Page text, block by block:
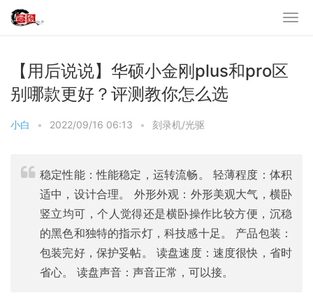
【用后说说】华硕小金刚plus和pro区
别哪款更好？评测教你怎么选
小白 • 2022/09/16 06:13 • 刻录机/光驱
稳定性能：性能稳定，运转流畅。 轻薄程度：体积
适中，设计合理。 外形外观：外形美观大气，横卧
竖立均可，个人觉得还是横卧操作比较方便，沉稳
的黑色和独特的指示灯，科技感十足。 产品包装：
包装完好，保护妥帖。 读盘速度：速度很快，省时
省心。 读盘声音：声音正常，可以接。